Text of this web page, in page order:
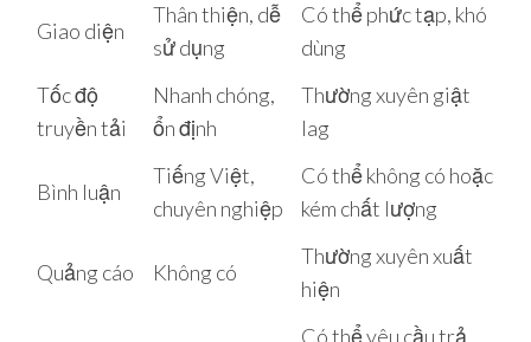
Giao diện
Thân thiện, dễ
sử dụng
Có thể phức tạp, khó
dùng
Tốc độ
truyền tải
Nhanh chóng,
ổn định
Thường xuyên giật
lag
Bình luận
Tiếng Việt,
chuyên nghiệp
Có thể không có hoặc
kém chất lượng
Quảng cáo Không có
Thường xuyên xuất
hiện
Có thể yêu cầu trả